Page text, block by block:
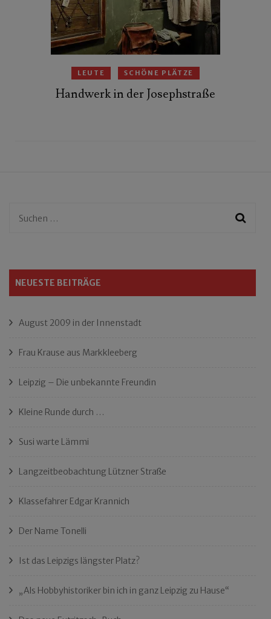
LEUTE SCHÖNE PLÄTZE
Handwerk in der Josephstraße
Suchen
NEUESTE BEITRÄGE
August 2009 in der Innenstadt
Frau Krause aus Markkleeberg
Leipzig – Die unbekannte Freundin
Kleine Runde durch …
Susi warte Lämmi
Langzeitbeobachtung Lützner Straße
Klassefahrer Edgar Krannich
Der Name Tonelli
Ist das Leipzigs längster Platz?
„Als Hobbyhistoriker bin ich in ganz Leipzig zu Hause“